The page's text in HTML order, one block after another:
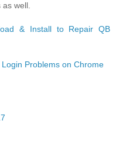
as well.
& Install to Repair QB
Problems on Chrome